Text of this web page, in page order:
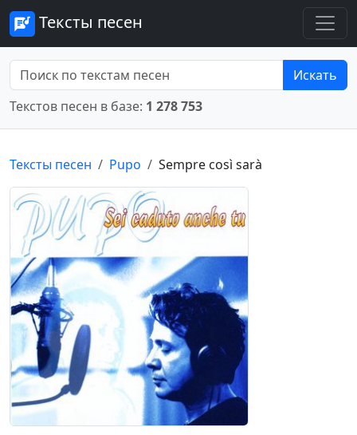
Тексты песен
Искать
Текстов песен в базе: 1 278 753
Тексты песен Pupo Sempre così sarà